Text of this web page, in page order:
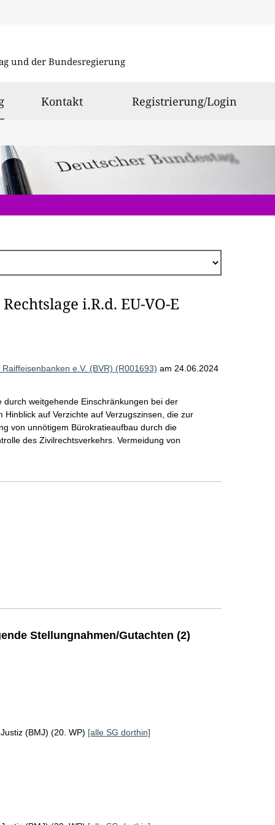
und der Bundesregierung
ausgewählt
Kontakt Registrierung/Login
i.R.d. EU-VO-E
e.V. (BVR) (R001693) am 24.06.2024
weitgehende Einschränkungen bei der
auf Verzichte auf Verzugszinsen, die zur
von unnötigem Bürokratieaufbau durch die
des Zivilrechtsverkehrs. Vermeidung von
Stellungnahmen/Gutachten (2)
(BMJ) (20. WP) [alle SG dorthin]